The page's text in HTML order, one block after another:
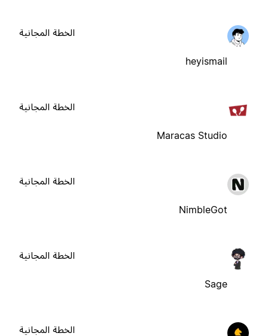
heyismail
الخطة المجانية
Maracas Studio
الخطة المجانية
NimbleGot
الخطة المجانية
Sage
الخطة المجانية
الخطة المجانية